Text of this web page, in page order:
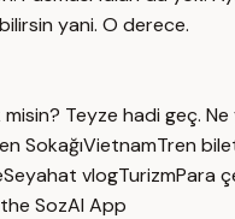
yani. O derece.
Teyze hadi geç. Ne
SokağıVietnamTren
Seyahat vlogTurizmPara
SozAI App